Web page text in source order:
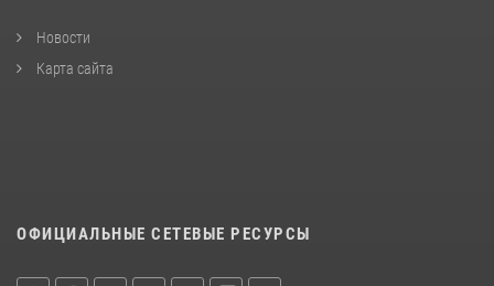
Новости
Карта сайта
ОФИЦИАЛЬНЫЕ СЕТЕВЫЕ РЕСУРСЫ